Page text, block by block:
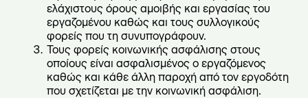
ελάχιστους όρους αμοιβής και εργασίας του
εργαζομένου καθώς και τους συλλογικούς
φορείς που τη συνυπογράφουν.
Τους φορείς κοινωνικής ασφάλισης στους
οποίους είναι ασφαλισμένος ο εργαζόμενος
καθώς και κάθε άλλη παροχή από τον εργοδότη
που σχετίζεται με την κοινωνική ασφάλιση.